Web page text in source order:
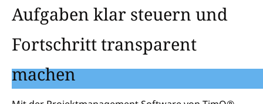
Aufgaben klar steuern und
Fortschritt transparent
machen